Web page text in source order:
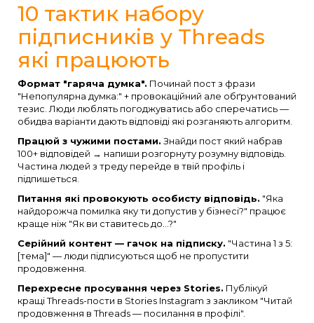
10 тактик набору
підписників у Threads
які працюють
Формат "гаряча думка". Починай пост з фрази
"Непопулярна думка:" + провокаційний але обґрунтований
тезис. Люди люблять погоджуватись або сперечатись —
обидва варіанти дають відповіді які розганяють алгоритм.
Працюй з чужими постами. Знайди пост який набрав
100+ відповідей → напиши розгорнуту розумну відповідь.
Частина людей з треду перейде в твій профіль і
підпишеться.
Питання які провокують особисту відповідь. "Яка
найдорожча помилка яку ти допустив у бізнесі?" працює
краще ніж "Як ви ставитесь до...?"
Серійний контент — гачок на підписку. "Частина 1 з 5:
[тема]" — люди підписуються щоб не пропустити
продовження.
Перехресне просування через Stories. Публікуй
кращі Threads-пости в Stories Instagram з закликом "Читай
продовження в Threads — посилання в профілі".